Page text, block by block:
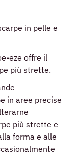
in pelle e
eze offre il
più strette.
in aree precise
più strette e
forma e alle